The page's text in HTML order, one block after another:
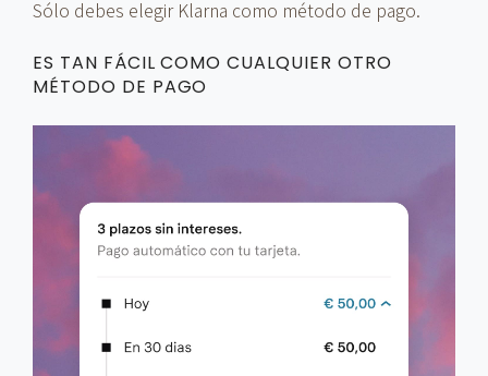
Sólo debes elegir Klarna como método de pago.
ES TAN FÁCIL COMO CUALQUIER OTRO
MÉTODO DE PAGO